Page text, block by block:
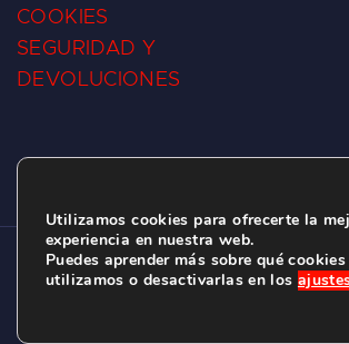
COOKIES
SEGURIDAD Y
DEVOLUCIONES
CLUB DE SURF LAS DUNAS ©2026.
C/ BERNARDO ÁLVAREZ GALAN 1,
Utilizamos cookies para ofrecerte la
experiencia en nuestra web.
Puedes aprender más sobre qué cookies
utilizamos o desactivarlas en los